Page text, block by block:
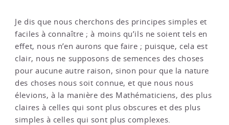
Je dis que nous cherchons des principes simples et
faciles à connaître ; à moins qu’ils ne soient tels en
effet, nous n’en aurons que faire ; puisque, cela est
clair, nous ne supposons de semences des choses
pour aucune autre raison, sinon pour que la nature
des choses nous soit connue, et que nous nous
élevions, à la manière des Mathématiciens, des plus
claires à celles qui sont plus obscures et des plus
simples à celles qui sont plus complexes.